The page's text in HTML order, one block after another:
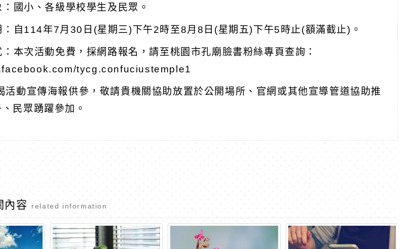
國小、各級學校學生及民眾。
自114年7月30日(星期三)下午2時至8月8日(星期五)下午5時止(額滿截止)。
本次活動免費，採網路報名，請至桃園市孔廟臉書粉絲專頁查詢：
tycg.confuciustemple1
活動宣傳海報供參，敬請貴機關協助放置於公開場所、官網或其他宣導管道協助推
民眾踴躍參加。
內容 related information